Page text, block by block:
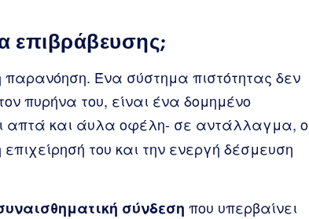
επιβράβευσης;
παρανόηση. Ένα σύστημα πιστότητας δεν
πυρήνα του, είναι ένα δομημένο
απτά και άυλα οφέλη- σε αντάλλαγμα, ο
του και την ενεργή δέσμευση
σύνδεση που υπερβαίνει